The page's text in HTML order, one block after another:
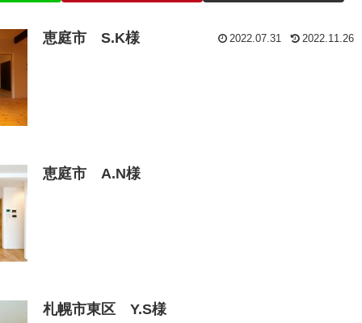
2022.07.31 2022.11.26
恵庭市 S.K様
恵庭市 A.N様
札幌市東区 Y.S様